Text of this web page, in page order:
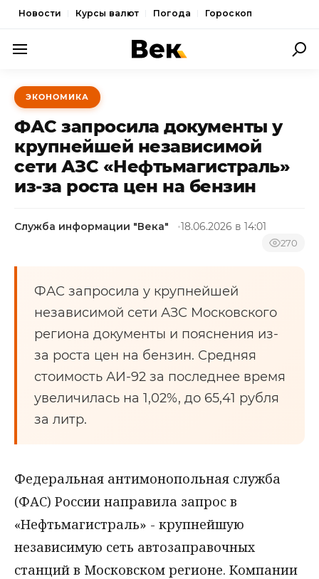
Новости Курсы валют Погода Гороскоп
ПОЛИТИКА
ЭКОНОМИКА
ОБЩЕСТВО
СПОРТ
КУЛЬТУРА
НОВОСТИ
ЭКОНОМИКА
ФАС запросила документы у
крупнейшей независимой
сети АЗС «Нефтьмагистраль»
из-за роста цен на бензин
Служба информации "Века" 18.06.2026 в 14:01
270
ФАС запросила у крупнейшей
независимой сети АЗС Московского
региона документы и пояснения из-
за роста цен на бензин. Средняя
стоимость АИ-92 за последнее время
увеличилась на 1,02%, до 65,41 рубля
за литр.
Федеральная антимонопольная служба
(ФАС) России направила запрос в
«Нефтьмагистраль» - крупнейшую
независимую сеть автозаправочных
станций в Московском регионе. Компании